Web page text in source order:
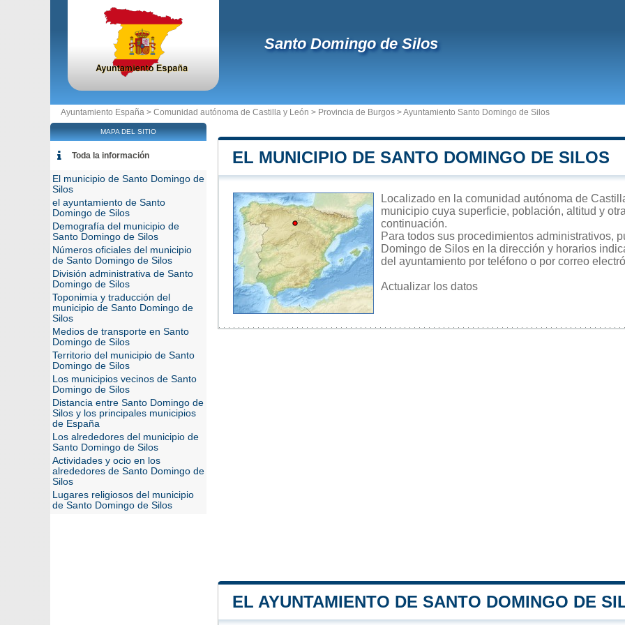
Santo Domingo de Silos
Ayuntamiento España > Comunidad autónoma de Castilla y León > Provincia de Burgos >Ayuntamiento Santo Domingo de Silos
EL MUNICIPIO DE SANTO DOMINGO DE SILOS
Localizado en la comunidad autónoma de
municipio cuya superficie, población, altitud y
continuación.
Para todos sus procedimientos administrativos,
Domingo de Silos en la dirección y horarios
del ayuntamiento por teléfono o por correo
Actualizar los datos
EL AYUNTAMIENTO DE SANTO DOMINGO DE
MAPA DEL SITIO
Toda la información
El municipio de Santo Domingo de
Silos
el ayuntamiento de Santo
Domingo de Silos
Demografía del municipio de
Santo Domingo de Silos
Números oficiales del municipio
de Santo Domingo de Silos
División administrativa de Santo
Domingo de Silos
Toponimia y traducción del
municipio de Santo Domingo de
Silos
Medios de transporte en Santo
Domingo de Silos
Territorio del municipio de Santo
Domingo de Silos
Los municipios vecinos de Santo
Domingo de Silos
Distancia entre Santo Domingo de
Silos y los principales municipios
de España
Los alrededores del municipio de
Santo Domingo de Silos
Actividades y ocio en los
alrededores de Santo Domingo de
Silos
Lugares religiosos del municipio
de Santo Domingo de Silos